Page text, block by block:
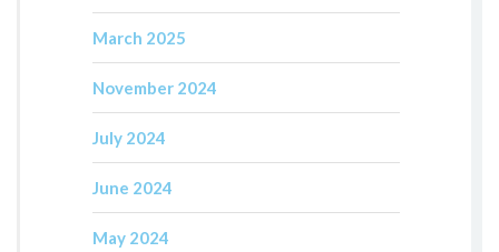
March 2025
November 2024
July 2024
June 2024
May 2024